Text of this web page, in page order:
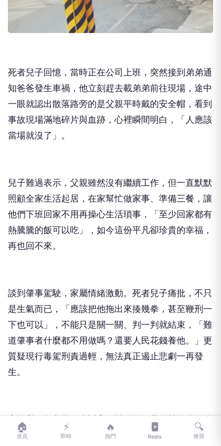
一眼就認出散落路旁的是父親平時戴的安全帽，看到
事故現場滿地碎片與血跡，心裡瞬間明白，「人應該
當場就沒了」。
他們下班回家不用再操心生活瑣事，「至少回家都有
熱騰騰的飯可以吃」，如今這份平凡卻珍貴的幸福，
再也回不來。
下也可以」，不能只是關一關、判一判就結束，「難
道肇事者什麼都不用做嗎？還要人民花錢養他。」更
質疑現行毒駕刑責過輕，無法真正遏止悲劇一再發
生。
中，家屬至今尚未與陳姓駕駛碰面，也沒有等到一句
道歉，只能先強忍悲痛處理父親後事。
🏠
首頁
⚡
即時
🔥
熱門 Reels
🔍
搜尋